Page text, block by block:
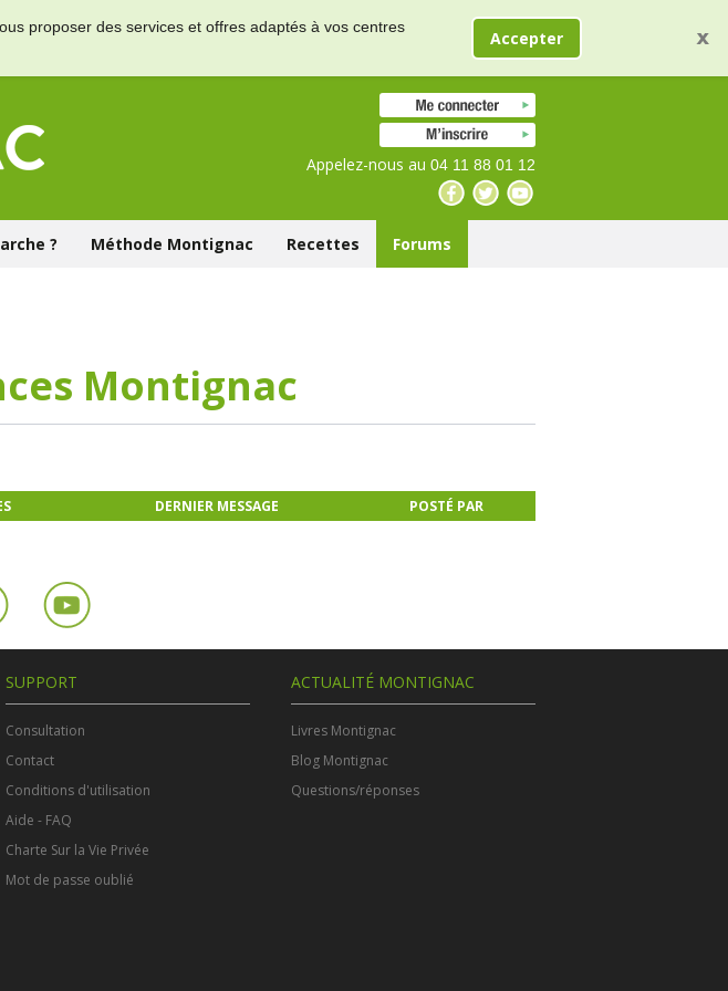
proposer des services et offres adaptés à vos centres
Accepter
Appelez-nous au 04 11 88 01 12
? Méthode Montignac Recettes Forums
Montignac
DERNIER MESSAGE POSTÉ PAR
SUPPORT
Consultation
Contact
Conditions d'utilisation
Aide - FAQ
Charte Sur la Vie Privée
Mot de passe oublié
ACTUALITÉ MONTIGNAC
Livres Montignac
Blog Montignac
Questions/réponses